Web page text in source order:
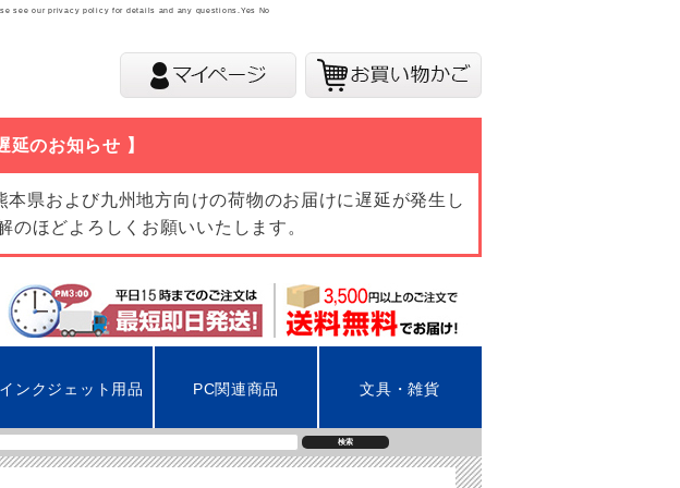
延のお知らせ 】
県および九州地方向けの荷物のお届けに遅延が発生し
ほどよろしくお願いいたします。
インクジェット用品 PC関連商品 文具・雑貨
検索
see our privacy policy for details and any questions.Yes No